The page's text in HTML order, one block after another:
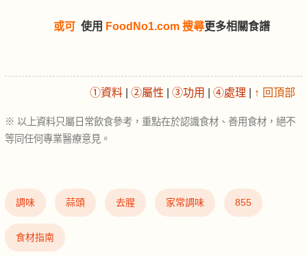
或可 使用 FoodNo1.com 搜尋更多相關食譜
①資料 ②屬性 ③功用 ④處理 ↑ 回頂部
※ 以上資料只屬日常飲食參考，重點在於認識食材、善用食材，絕不
等同任何專業醫療意見。
調味 蒜頭 去腥 家常調味 855
食材指南